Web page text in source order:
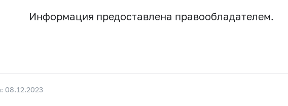
Информация предоставлена правообладателем.
08.12.2023